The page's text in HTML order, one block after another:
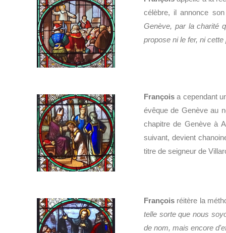
célèbre, il annonce
Genève, par la charité
propose ni le fer, ni
François a cependant
évêque de Genève au
chapitre de Genève à
suivant, devient
titre de seigneur de
François réitère la
telle sorte que nous
de nom, mais encore